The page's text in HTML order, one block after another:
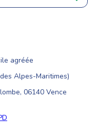
agréée
Alpes-Maritimes)
06140 Vence